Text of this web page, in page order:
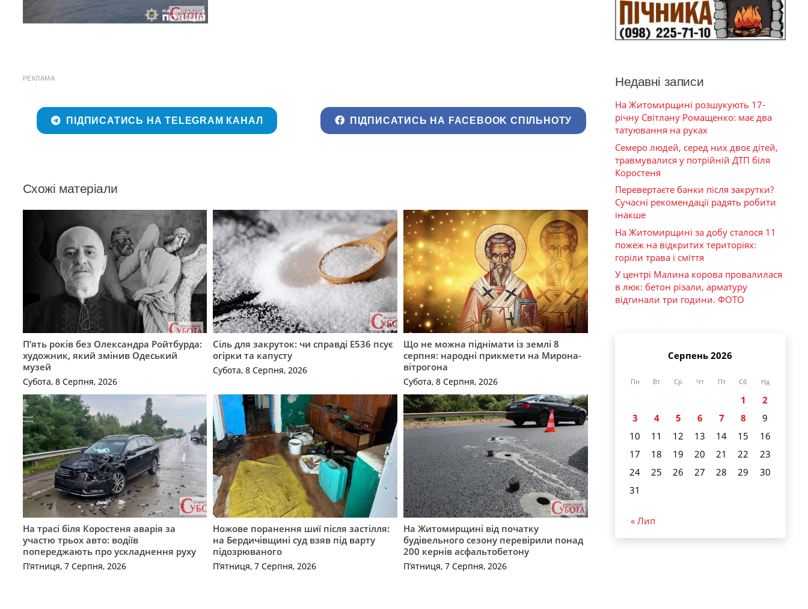
РЕКЛАМА
ПІДПИСАТИСЬ НА TELEGRAM КАНАЛ ПІДПИСАТИСЬ НА FACEBOOK СПІЛЬНОТУ
Схожі матеріали
П’ять років без Олександра Ройтбурда:
художник, який змінив Одеський
музей
Субота, 8 Серпня, 2026
Сіль для закруток: чи справді Е536 псує
огірки та капусту
Субота, 8 Серпня, 2026
Що не можна піднімати із землі 8
серпня: народні прикмети на Мирона-
вітрогона
Субота, 8 Серпня, 2026
На трасі біля Коростеня аварія за
участю трьох авто: водіїв
попереджають про ускладнення руху
П’ятниця, 7 Серпня, 2026
Ножове поранення шиї після застілля:
на Бердичівщині суд взяв під варту
підозрюваного
П’ятниця, 7 Серпня, 2026
На Житомирщині від початку
будівельного сезону перевірили понад
200 кернів асфальтобетону
П’ятниця, 7 Серпня, 2026
Недавні записи
На Житомирщині розшукують 17-
річну Світлану Ромащенко: має два
татуювання на руках
Семеро людей, серед них двоє дітей,
травмувалися у потрійній ДТП біля
Коростеня
Перевертаєте банки після закрутки?
Сучасні рекомендації радять робити
інакше
На Житомирщині за добу сталося 11
пожеж на відкритих територіях:
горіли трава і сміття
У центрі Малина корова провалилася
в люк: бетон різали, арматуру
відгинали три години. ФОТО
Серпень 2026
Пн Вт Ср Чт Пт Сб Нд
1
2
3
4 5 6 7 8
9
10
11 12 13 14 15
16
17
18 19 20 21 22
23
24
25 26 27 28 29
30
31
« Лип